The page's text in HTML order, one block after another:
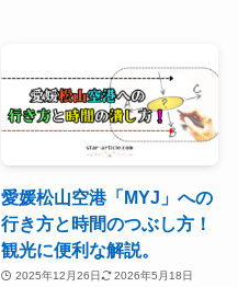
愛媛松山空港「MYJ」への
行き方と時間のつぶし方！
観光に便利な解説。
2025年12月26日
2026年5月18日